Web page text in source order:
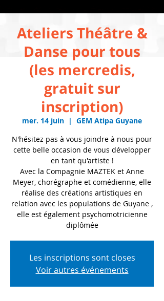
Ateliers Théâtre &
Danse pour tous
(les mercredis,
gratuit sur
inscription)
mer. 14 juin
  |
GEM Atipa Guyane
N'hésitez pas à vous joindre à nous pour
cette belle occasion de vous développer
en tant qu'artiste !
Avec la Compagnie MAZTEK et Anne
Meyer, chorégraphe et comédienne, elle
réalise des créations artistiques en
relation avec les populations de Guyane ,
elle est également psychomotricienne
diplômée
Les inscriptions sont closes
Voir autres événements